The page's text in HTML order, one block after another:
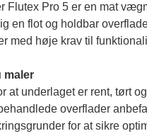
Flutex Pro 5 er en mat
en flot og holdbar
med høje krav til
maler
at underlaget er rent, tørt
overflader
for at sikre